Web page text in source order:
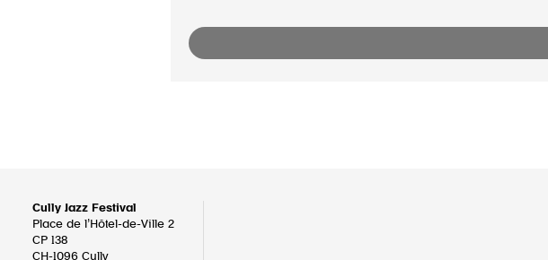
Cully Jazz Festival
Place de l’Hôtel-de-Ville 2
CP 138
CH-1096 Cully